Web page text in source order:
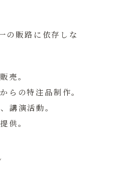
の販路に依存しな
売。
らの特注品制作。
講演活動。
供。